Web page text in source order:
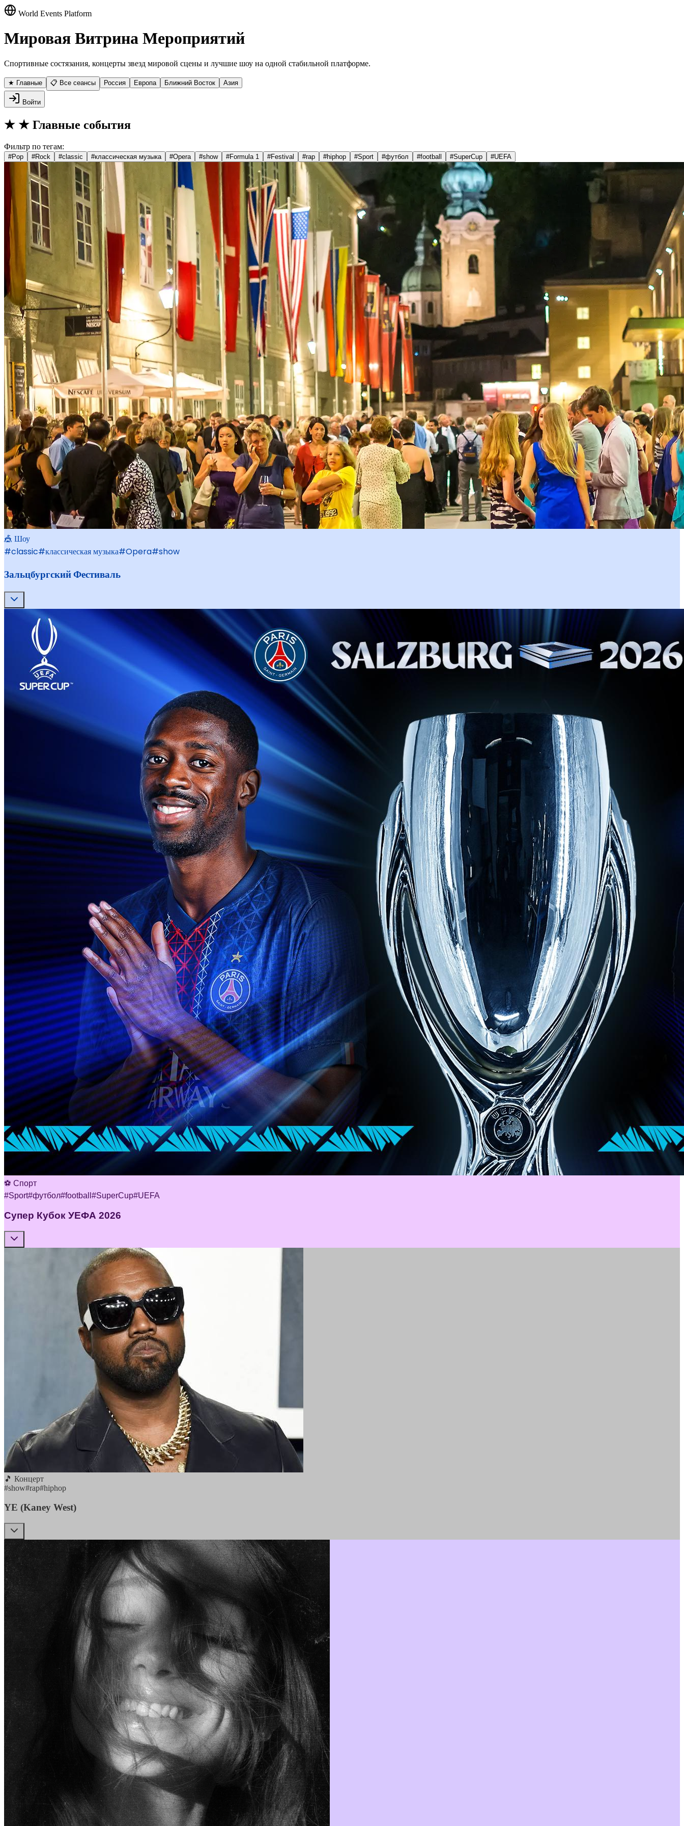
World Events Platform
Мировая Витрина Мероприятий
Спортивные состязания, концерты звезд мировой сцены и лучшие шоу на одной стабильной платформе.
★ Главные 📋 Все сеансы Россия Европа Ближний Восток Азия
Войти
★ ★ Главные события
Фильтр по тегам:
#Pop #Rock #classic #классическая музыка #Opera #show #Formula 1 #Festival #rap #hiphop #Sport #футбол #football #SuperCup #UEFA
🎪 Шоу
#classic#классическая музыка#Opera#show
Зальцбургский Фестиваль
⚽ Спорт
#Sport#футбол#football #SuperCup#UEFA
Супер Кубок УЕФА 2026
🎵 Концерт
#show#rap#hiphop
YE (Kaney West)